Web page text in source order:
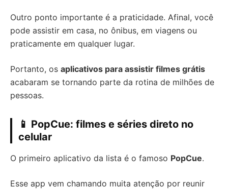
Outro ponto importante é a praticidade. Afinal, você
pode assistir em casa, no ônibus, em viagens ou
praticamente em qualquer lugar.
Portanto, os aplicativos para assistir filmes grátis
acabaram se tornando parte da rotina de milhões de
pessoas.
📱 PopCue: filmes e séries direto no
celular
O primeiro aplicativo da lista é o famoso PopCue.
Esse app vem chamando muita atenção por reunir